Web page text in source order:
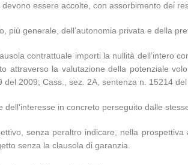
essere accolte, con assorbimento dei
generale, dell’autonomia privata e della
contrattuale importi la nullità dell’intero
la valutazione della potenziale
2009; Cass., sez. 2A, sentenza n. 15214 del
in concreto perseguito dalle
senza peraltro indicare, nella prospettiva
senza la clausola di garanzia.